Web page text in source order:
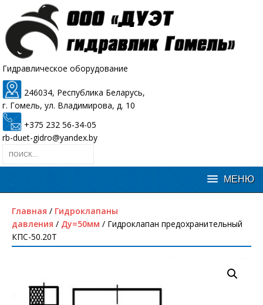
Гидравлическое оборудование
246034, Республика Беларусь,
г. Гомель, ул. Владимирова, д. 10
+375 232 56-34-05
rb-duet-gidro@yandex.by
Главная / Гидроклапаны
давления / Ду=50мм / Гидроклапан предохранительный
КПС-50.20Т